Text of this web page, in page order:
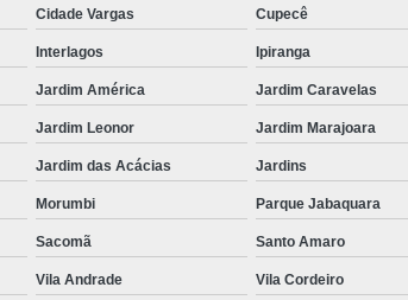
Envidraçamentos para
Envidraçamento
Envidraçamento
Envidraçamento
Cidade Vargas Cupecê
Interlagos Ipiranga
Jardim América Jardim Caravelas
Jardim Leonor Jardim Marajoara
Jardim das Acácias Jardins
Morumbi Parque Jabaquara
Sacomã Santo Amaro
Vila Andrade Vila Cordeiro